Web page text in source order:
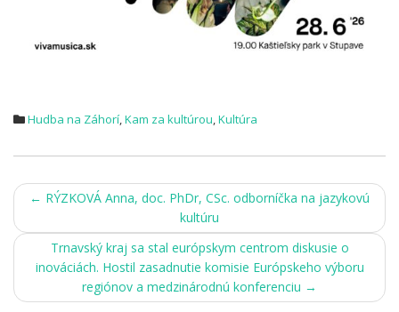
Hudba na Záhorí,Kam za kultúrou,Kultúra
Post
navigation
← RÝZKOVÁ Anna, doc. PhDr, CSc. odborníčka na jazykovú
kultúru
Trnavský kraj sa stal európskym centrom diskusie o
inováciách. Hostil zasadnutie komisie Európskeho výboru
regiónov a medzinárodnú konferenciu →